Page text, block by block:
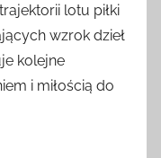
lotu piłki
wzrok dzieł
kolejne
i miłością do